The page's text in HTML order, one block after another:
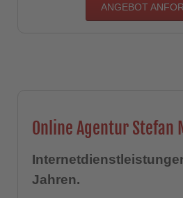
ANGEBOT
Online Agentur Stefan
Jahren.